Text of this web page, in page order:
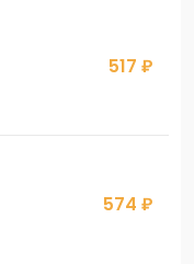
517 ₽
574 ₽